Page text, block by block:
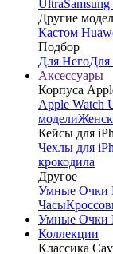
Ultra
Другие
Кастом
Подбор
Для НегоДля
Аксессуары
Корпуса
Apple Watch
модели
Кейсы для
Чехлы для
крокодила
Другое
Умные Очки
Часы
Умные Очки
Коллекции
Классика